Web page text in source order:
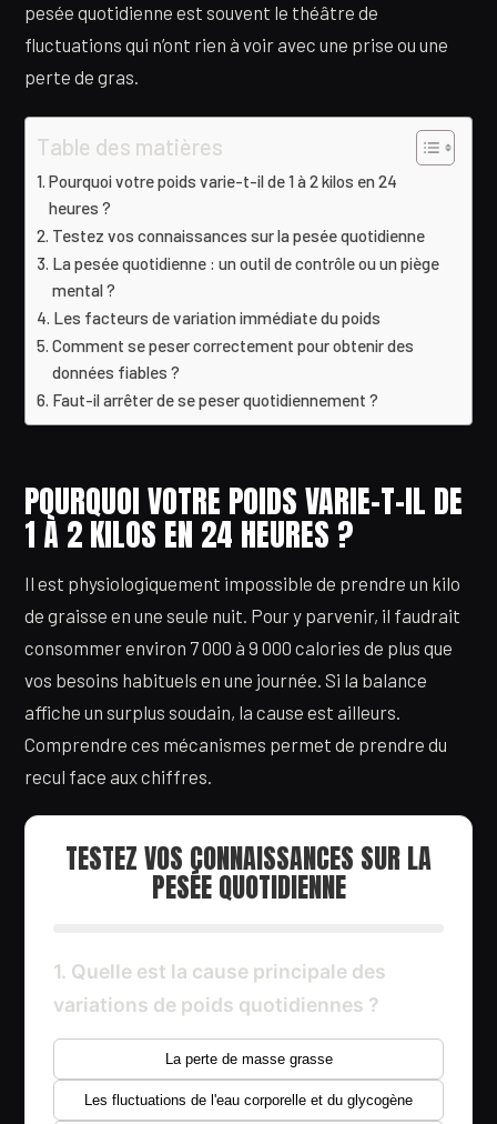
pesée quotidienne est souvent le théâtre de
fluctuations qui n’ont rien à voir avec une prise ou une
perte de gras.
Table des matières
Pourquoi votre poids varie-t-il de 1 à 2 kilos en 24
heures ?
Testez vos connaissances sur la pesée quotidienne
La pesée quotidienne : un outil de contrôle ou un piège
mental ?
Les facteurs de variation immédiate du poids
Comment se peser correctement pour obtenir des
données fiables ?
Faut-il arrêter de se peser quotidiennement ?
POURQUOI VOTRE POIDS VARIE-T-IL DE
1 À 2 KILOS EN 24 HEURES ?
Il est physiologiquement impossible de prendre un kilo
de graisse en une seule nuit. Pour y parvenir, il faudrait
consommer environ 7 000 à 9 000 calories de plus que
vos besoins habituels en une journée. Si la balance
affiche un surplus soudain, la cause est ailleurs.
Comprendre ces mécanismes permet de prendre du
recul face aux chiffres.
TESTEZ VOS CONNAISSANCES SUR LA
PESÉE QUOTIDIENNE
1. Quelle est la cause principale des
variations de poids quotidiennes ?
La perte de masse grasse
Les fluctuations de l'eau corporelle et du glycogène